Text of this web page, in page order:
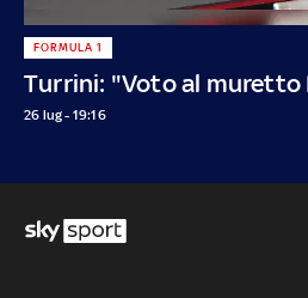
Turrini: "Voto al muretto
FORMULA 1
26 lug - 19:16